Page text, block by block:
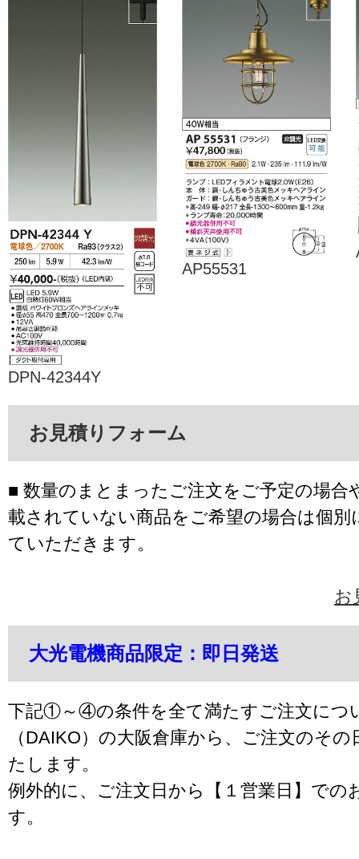
DPN-42344Y
AP55531
お見積りフォーム
■ 数量のまとまったご注文をご予定の場合
載されていない商品をご希望の場合は個別
ていただきます。
お
大光電機商品限定：即日発送
下記①～④の条件を全て満たすご注文につ
（DAIKO）の大阪倉庫から、ご注文のそ
たします。
例外的に、ご注文日から【１営業日】での
す。